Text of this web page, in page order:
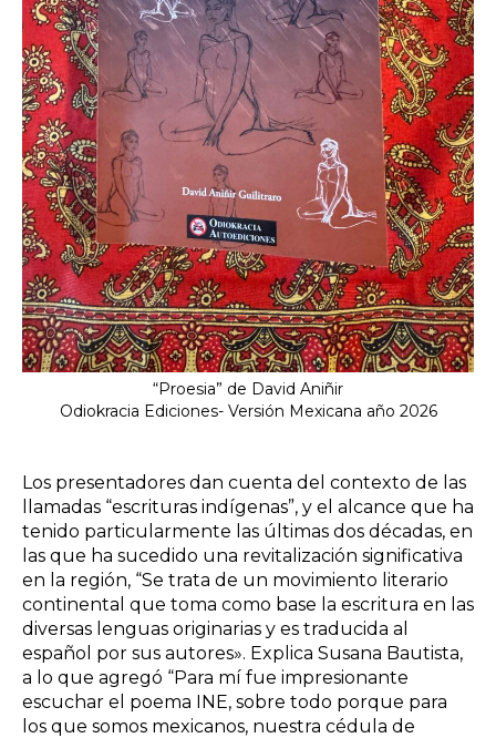
“Proesia” de David Aniñir
Odiokracia Ediciones- Versión Mexicana año 2026
Los presentadores dan cuenta del contexto de las
llamadas “escrituras indígenas”, y el alcance que ha
tenido particularmente las últimas dos décadas, en
las que ha sucedido una revitalización significativa
en la región, “Se trata de un movimiento literario
continental que toma como base la escritura en las
diversas lenguas originarias y es traducida al
español por sus autores». Explica Susana Bautista,
a lo que agregó “Para mí fue impresionante
escuchar el poema INE, sobre todo porque para
los que somos mexicanos, nuestra cédula de